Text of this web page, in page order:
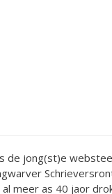
de jong(st)e
meer as 40 jaor